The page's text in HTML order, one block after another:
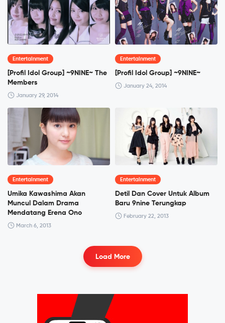
Entertainment
[Profil Idol Group] ~9NINE~ The
Members
January 29, 2014
Entertainment
[Profil Idol Group] ~9NINE~
January 24, 2014
Entertainment
Umika Kawashima Akan
Muncul Dalam Drama
Mendatang Erena Ono
March 6, 2013
Entertainment
Detil Dan Cover Untuk Album
Baru 9nine Terungkap
February 22, 2013
Load More